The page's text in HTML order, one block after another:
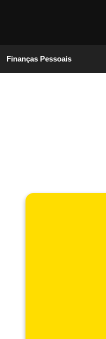
Finanças Pessoais